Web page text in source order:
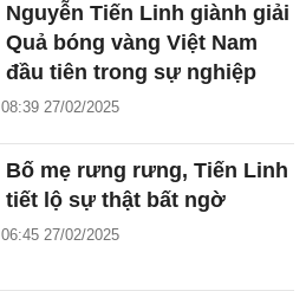
Nguyễn Tiến Linh giành giải
Quả bóng vàng Việt Nam
đầu tiên trong sự nghiệp
08:39 27/02/2025
Bố mẹ rưng rưng, Tiến Linh
tiết lộ sự thật bất ngờ
06:45 27/02/2025